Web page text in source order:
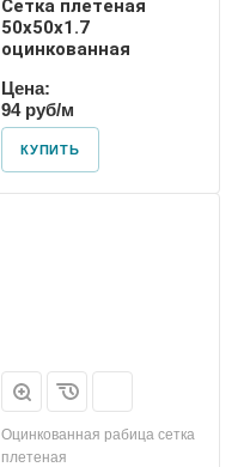
Сетка плетеная
50х50х1.7
оцинкованная
Цена:
94 руб/м
КУПИТЬ
Оцинкованная рабица сетка
плетеная